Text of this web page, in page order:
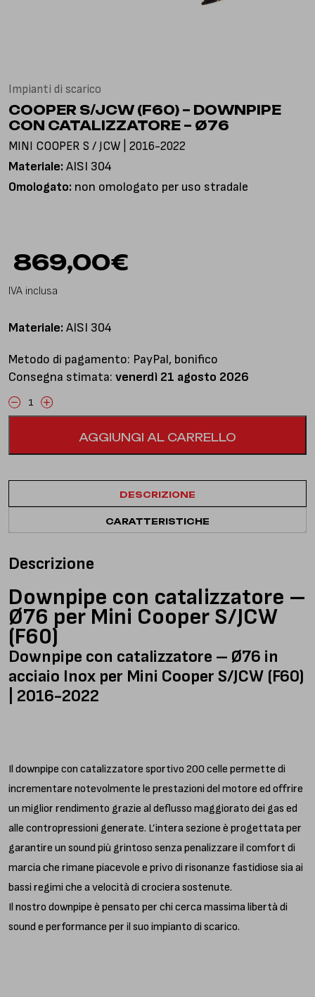
Impianti di scarico
COOPER S/JCW (F60) – DOWNPIPE
CON CATALIZZATORE – Ø76
MINI COOPER S / JCW | 2016-2022
Materiale: AISI 304
Omologato: non omologato per uso stradale
€
869,00
IVA inclusa
Materiale: AISI 304
Metodo di pagamento: PayPal, bonifico
Consegna stimata: venerdì 21 agosto 2026
Cooper
-
con
AGGIUNGI AL CARRELLO
DESCRIZIONE
CARATTERISTICHE
Descrizione
Downpipe con catalizzatore –
Ø76 per Mini Cooper S/JCW
(F60)
Downpipe con catalizzatore – Ø76 in
acciaio Inox per Mini Cooper S/JCW (F60)
| 2016-2022
Il downpipe con catalizzatore sportivo 200 celle permette di
incrementare notevolmente le prestazioni del motore ed offrire
un miglior rendimento grazie al deflusso maggiorato dei gas ed
alle contropressioni generate. L’intera sezione è progettata per
garantire un sound più grintoso senza penalizzare il comfort di
marcia che rimane piacevole e privo di risonanze fastidiose sia ai
bassi regimi che a velocità di crociera sostenute.
Il nostro downpipe è pensato per chi cerca massima libertà di
sound e performance per il suo impianto di scarico.